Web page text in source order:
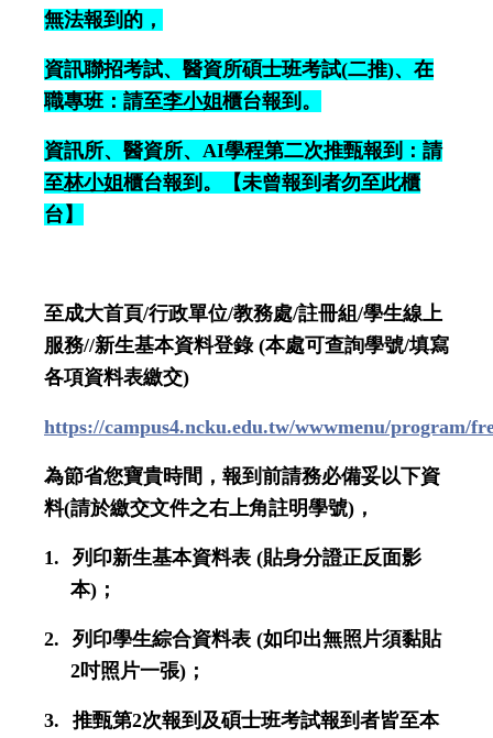
無法報到的，
資訊聯招考試、醫資所碩士班考試(二推)、在
職專班 ：請至李小姐櫃台報到。
資訊所、醫資所、 AI學程第二次推甄報到：請
至林小姐櫃台報到。【未曾報到者勿至此櫃
台】
至成大首頁/行政單位/教務處/註冊組/學生線上
服務//新生基本資料登錄(本處可查詢學號/填寫
各項資料表繳交)
https://campus4.ncku.edu.tw/wwwmenu/program/
為節省您寶貴時間，報到前請務必備妥以下資
料(請於繳交文件之右上角註明學號) ，
1. 列 印新生基本資料表 (貼身分證正反面影
本) ；
2. 列 印學生綜合資料表 (如印出無照片須黏貼
2吋照片一張) ；
3. 推甄第2次報到及碩士班考試報到者皆至本